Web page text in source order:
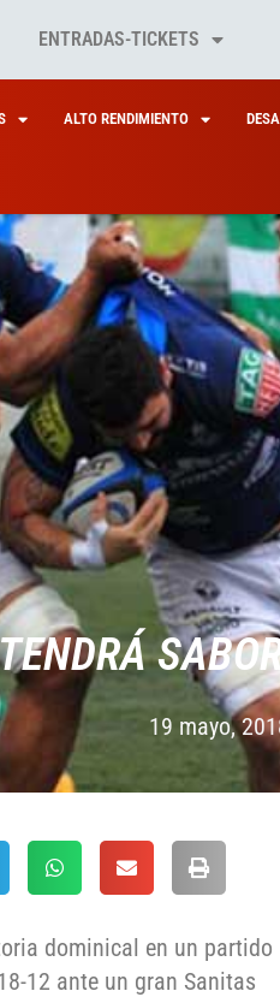
ENTRADAS-TICKETS
ALTO RENDIMIENTO
19 mayo,
dominical en un partido
12 ante un gran Sanitas